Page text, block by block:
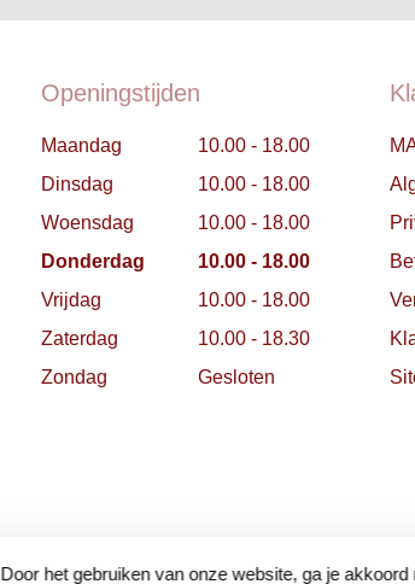
Door het gebruiken van onze website, ga je
Openingstijden
Maandag
10.00 - 18.00
Dinsdag
10.00 - 18.00
Woensdag
10.00 - 18.00
Donderdag
10.00 - 18.00
Vrijdag
10.00 - 18.00
Zaterdag
10.00 - 18.30
Zondag
Gesloten